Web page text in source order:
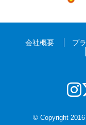
会社概要 プ
© Copyright